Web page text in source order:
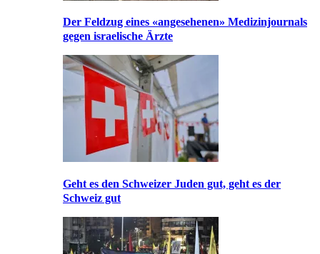
Der Feldzug eines «angesehenen» Medizinjournals
gegen israelische Ärzte
Geht es den Schweizer Juden gut, geht es der
Schweiz gut